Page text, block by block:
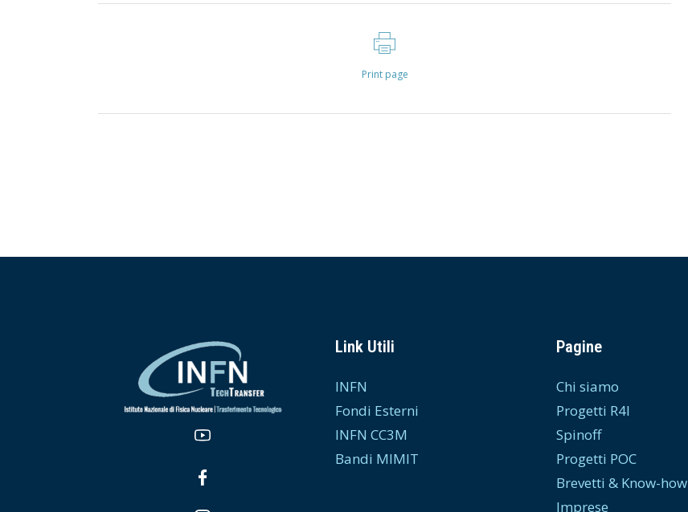
Print page
Link Utili
INFN
Fondi Esterni
INFN CC3M
Bandi MIMIT
Pagine
Chi siamo
Progetti R4I
Spinoff
Progetti POC
Brevetti & Know-how
Imprese